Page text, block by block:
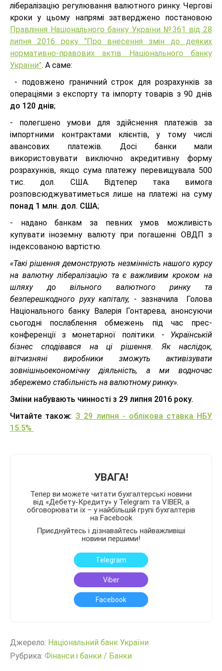
лібералізацію регулювання валютного ринку. Чергові
кроки у цьому напрямі затверджено постановою
Правління Національного банку України №361 від 28
липня 2016 року “Про внесення змін до деяких
нормативно-правових актів Національного банку
України”. А саме:
- подовжено граничний строк для розрахунків за
операціями з експорту та імпорту товарів з 90 днів
до 120 днів;
- полегшено умови для здійснення платежів за
імпортними контрактами клієнтів, у тому числі
авансових платежів. Досі банки мали
використовувати виключно акредитивну форму
розрахунків, якщо сума платежу перевищувала 500
тис. дол. США. Відтепер така вимога
розповсюджуватиметься лише на платежі на суму
понад 1 млн. дол. США;
- надано банкам за певних умов можливість
купувати іноземну валюту при погашенні ОВДП з
індексованою вартістю.
«Такі рішення демонструють незмінність нашого курсу
на валютну лібералізацію та є важливим кроком на
шляху до вільного валютного ринку та
безперешкодного руху капіталу, - зазначила Голова
Національного банку Валерія Гонтарева, анонсуючи
сьогодні послаблення обмежень під час прес-
конференції з монетарної політики. - Українській
бізнес сподівався на ці рішення. Як наслідок,
вітчизняні виробники зможуть активізувати
зовнішньоекономічну діяльність, а ми водночас
збережемо стабільність на валютному ринку».
Зміни набувають чинності з 29 липня 2016 року.
Читайте також: З 29 липня - облікова ставка НБУ
15.5%
УВАГА!
Тепер ви можете читати бухгалтерські новини
від «Дебету-Кредиту» у Telegram та VIBER, а
обговорювати їх – у найбільшій групі бухгалтерів
на Facebook
Приєднуйтесь і дізнавайтесь найважливіші
новини першими!
Telegram
Viber
Facebook
Джерело: Нацiональний банк України
Рубрика: Фінанси і банки / Банки